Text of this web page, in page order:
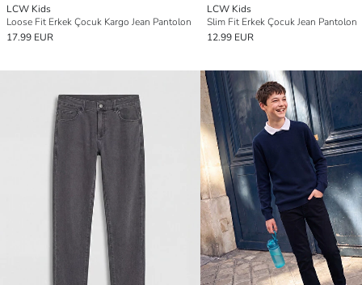
LCW Kids
Loose Fit Erkek Çocuk Kargo Jean Pantolon
17.99 EUR
LCW Kids
Slim Fit Erkek Çocuk Jean Pantolon
12.99 EUR